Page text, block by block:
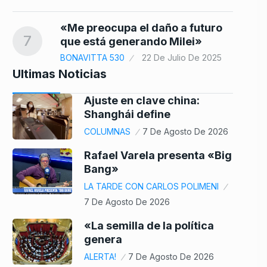
7
«Me preocupa el daño a futuro
que está generando Milei»
BONAVITTA 530 22 De Julio De 2025
Ultimas Noticias
Ajuste en clave china:
Shanghái define
COLUMNAS 7 De Agosto De 2026
Rafael Varela presenta «Big
Bang»
LA TARDE CON CARLOS POLIMENI
7 De Agosto De 2026
«La semilla de la política
genera
ALERTA! 7 De Agosto De 2026